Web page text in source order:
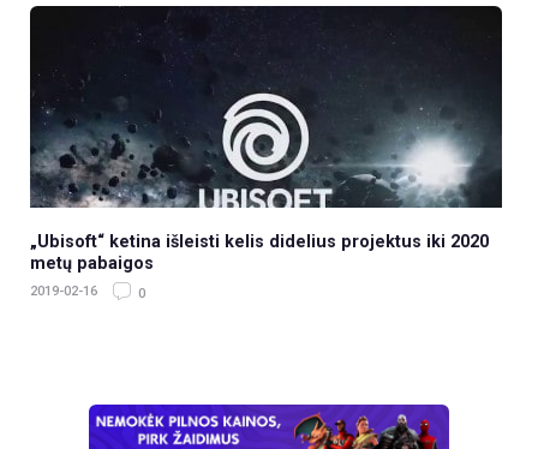
„Ubisoft“ ketina išleisti kelis didelius projektus iki 2020
metų pabaigos
2019-02-16 0